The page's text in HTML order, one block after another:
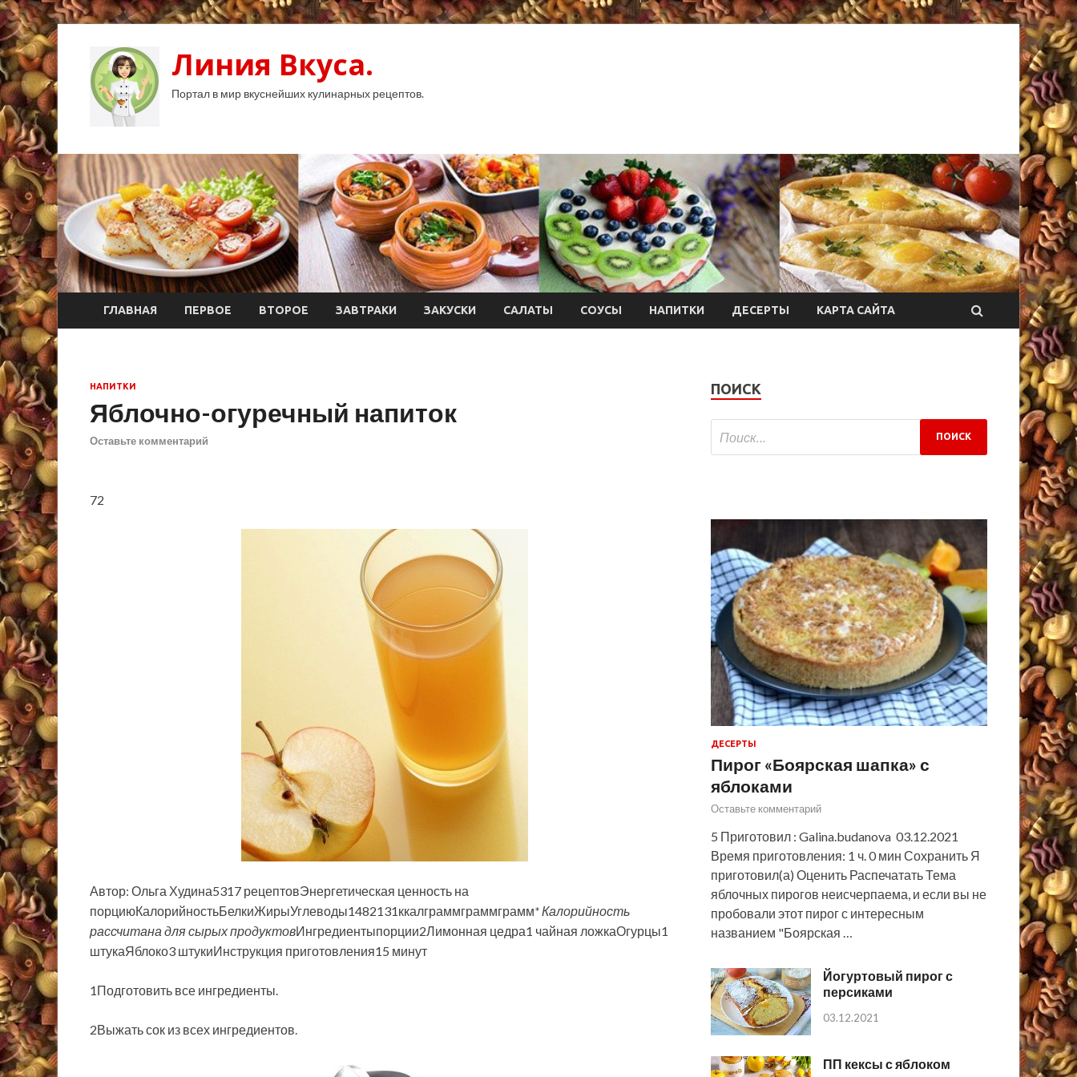
Линия Вкуса.
Портал в мир вкуснейших кулинарных рецептов.
ГЛАВНАЯ ПЕРВОЕ ВТОРОЕ ЗАВТРАКИ ЗАКУСКИ САЛАТЫ СОУСЫ НАПИТКИ ДЕСЕРТЫ КАРТА САЙТА
НАПИТКИ
Яблочно-огуречный напиток
Оставьте комментарий
72
Автор: Ольга Худина5317 рецептовЭнергетическая ценность на
порциюКалорийностьБелкиЖирыУглеводы1482131ккалграммграммграмм* Калорийность
рассчитана для сырых продуктовИнгредиентыпорции2Лимонная цедра1 чайная ложкаОгурцы1
штукаЯблоко3 штукиИнструкция приготовления15 минут
1Подготовить все ингредиенты.
2Выжать сок из всех ингредиентов.
ПОИСК
ДЕСЕРТЫ
Пирог «Боярская шапка» с
яблоками
Оставьте комментарий
5 Приготовил : Galina.budanova 03.12.2021
Время приготовления: 1 ч. 0 мин Сохранить Я
приготовил(а) Оценить Распечатать Тема
яблочных пирогов неисчерпаема, и если вы не
пробовали этот пирог с интересным
названием "Боярская …
Йогуртовый пирог с
персиками
03.12.2021
ПП кексы с яблоком